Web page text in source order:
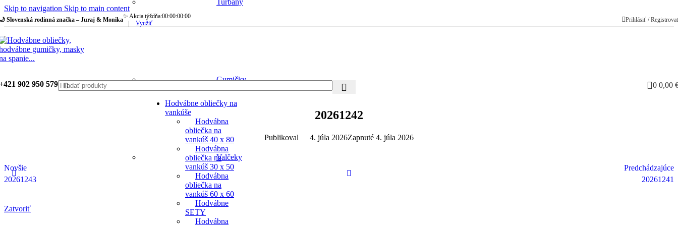
Skip to navigation Skip to main content
Slovenská rodinná značka – Juraj & Monika✨ Akcia týždňa:00:00:00:00
Využiť Prihlásiť /
Gumičky
Valčeky
902 950 579
Hodvábne obliečky na
vankúše
Hodvábna
obliečka na
vankúš 40 x 80
Hodvábna
obliečka na
vankúš 30 x 50
Hodvábna
obliečka na
vankúš 60 x 60
Hodvábne
SETY
Hodvábna
0 0,00
20261242
Publikoval 4. júla 2026Zapnuté 4. júla 2026
Novšie
20261243
Predchádzajúce
20261241
Zatvoriť